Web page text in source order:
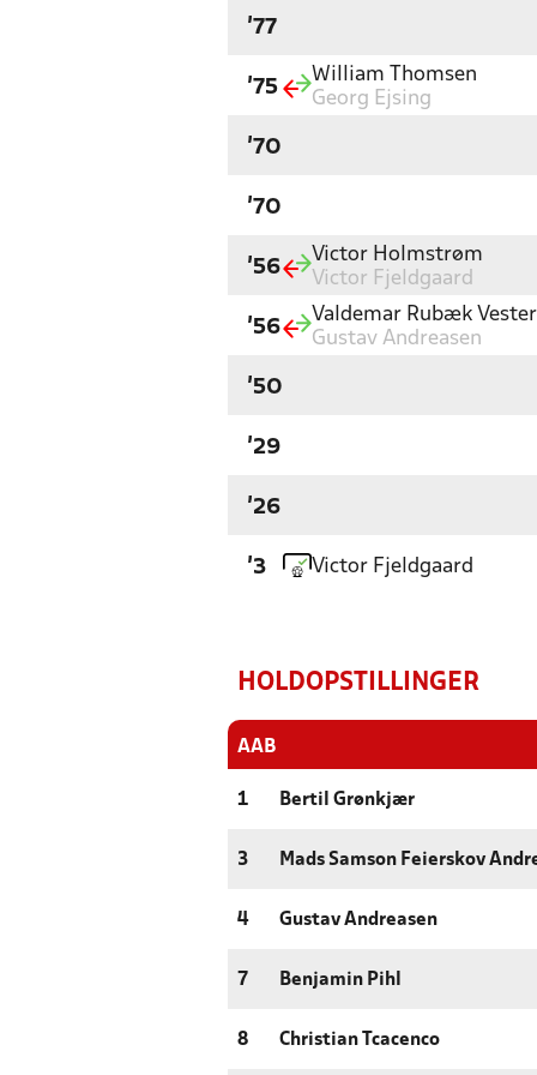
'77
'75
William Thomsen
Georg Ejsing
'70
'70
'56
Victor Holmstrøm
Victor Fjeldgaard
'56
Valdemar Rubæk
Gustav Andreasen
'50
'29
'26
'3 Victor Fjeldgaard
HOLDOPSTILLINGER
AAB
1 Bertil Grønkjær
3 Mads Samson Feierskov
4 Gustav Andreasen
7 Benjamin Pihl
8 Christian Tcacenco